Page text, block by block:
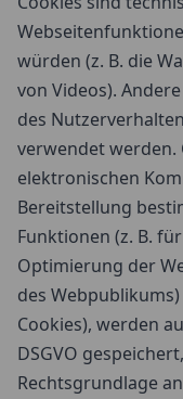
würden (z. B. die
von Videos).
des
verwendet werden.
elektronischen
Bereitstellung
Funktionen (z. B.
Optimierung der
des
Cookies), werden
DSGVO
Rechtsgrundlage